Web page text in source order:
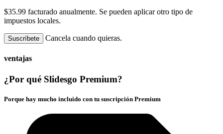
$35.99 facturado anualmente. Se pueden aplicar otro tipo de
impuestos locales.
Suscríbete Cancela cuando quieras.
ventajas
¿Por qué Slidesgo Premium?
Porque hay mucho incluido con tu suscripción Premium